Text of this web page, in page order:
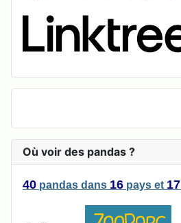
Où voir des pandas ?
40 pandas dans 16 pays et 17